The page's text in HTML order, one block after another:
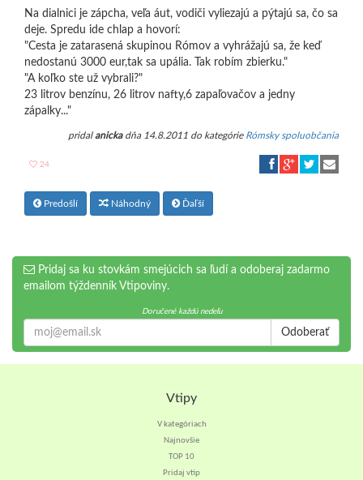
Na dialnici je zápcha, veľa áut, vodiči vyliezajú a pýtajú sa, čo sa
deje. Spredu ide chlap a hovorí:
"Cesta je zatarasená skupinou Rómov a vyhrážajú sa, že keď
nedostanú 3000 eur,tak sa upália. Tak robím zbierku."
"A koľko ste už vybrali?"
23 litrov benzínu, 26 litrov nafty,6 zapaľovačov a jedny
zápalky..."
pridalanickadňa 14.8.2011 do kategórie Rómsky spoluobčania
24
Predošlí Náhodný Ďaľší
Pridaj sa ku stovkám smejúcich sa ľudí a odoberaj zadarmo
emailom týždenník Vtipoviny.
Doručené každú nedeľu
Odoberať
Vtipy
V kategóriach
Najnovšie
TOP 10
Pridaj vtip